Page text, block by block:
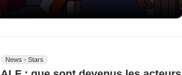
News - Stars